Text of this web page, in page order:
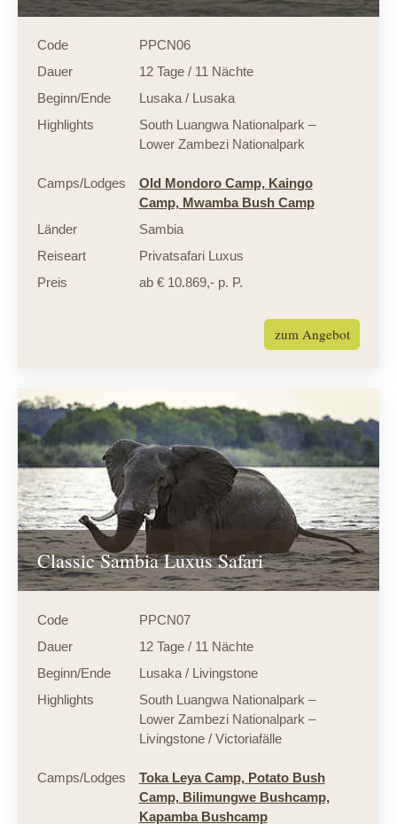
Code
PPCN06
Dauer
12 Tage / 11 Nächte
Beginn/Ende
Lusaka / Lusaka
Highlights
South Luangwa Nationalpark –
Lower Zambezi Nationalpark
Camps/Lodges Old Mondoro Camp, Kaingo
Camp, Mwamba Bush Camp
Länder
Sambia
Reiseart
Privatsafari Luxus
Preis
ab € 10.869,- p. P.
zum Angebot
Classic Sambia Luxus Safari
Code
PPCN07
Dauer
12 Tage / 11 Nächte
Beginn/Ende
Lusaka / Livingstone
Highlights
South Luangwa Nationalpark –
Lower Zambezi Nationalpark –
Livingstone / Victoriafälle
Camps/Lodges Toka Leya Camp, Potato Bush
Camp, Bilimungwe Bushcamp,
Kapamba Bushcamp